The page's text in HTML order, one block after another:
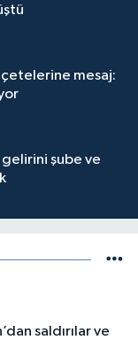
çetelerine mesaj:
şube ve